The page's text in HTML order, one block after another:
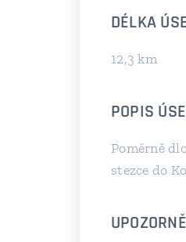
DÉLKA
12,3 km
POPIS
Poměrně
stezce do